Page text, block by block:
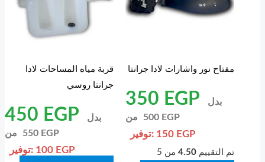
مفتاح نور واشارات لادا جرانتا
350 EGP
بدل
500 EGP
توفير: 150 EGP
تم التقييم 4.50من 5
قربة مياه المساحات لادا
جرانتا روسي
450 EGP
بدل
550 EGP
توفير: 100 EGP